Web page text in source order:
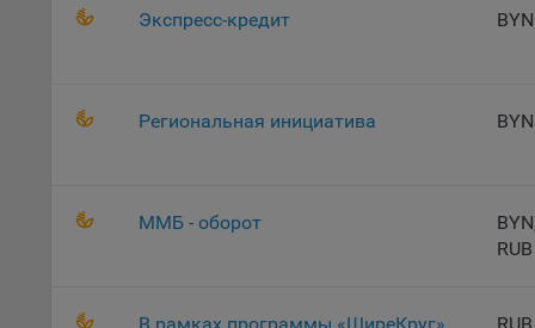
Экспресс-кредит BYN
Региональная инициатива BYN
ММБ - оборот
RUB